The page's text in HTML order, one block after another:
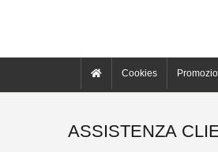
Cookies
ASSISTENZA